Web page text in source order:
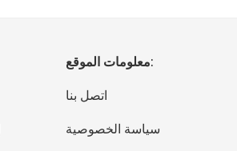
معلومات الموقع:
اتصل بنا
سياسة الخصوصية